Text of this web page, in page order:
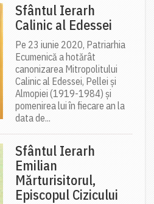
Sfântul Ierarh
Calinic al Edessei
Pe 23 iunie 2020, Patriarhia
Ecumenică a hotărât
canonizarea Mitropolitului
Calinic al Edessei, Pellei și
Almopiei (1919-1984) și
pomenirea lui în fiecare an la
data de...
Sfântul Ierarh
Emilian
Mărturisitorul,
Episcopul Cizicului